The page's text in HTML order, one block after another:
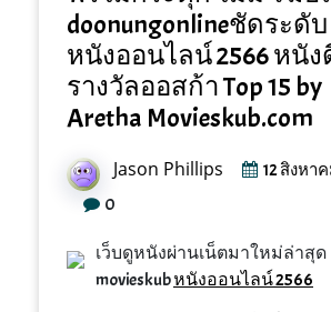
doonungonlineชัดระดับ
หนังออนไลน์ 2566 หนัง
รางวัลออสก้า Top 15 by
Aretha Movieskub.com
Jason Phillips 12 สิงหา
0
เว็บดูหนังผ่านเน็ตมาใหม่ล่าสุด
movieskubหนังออนไลน์ 2566